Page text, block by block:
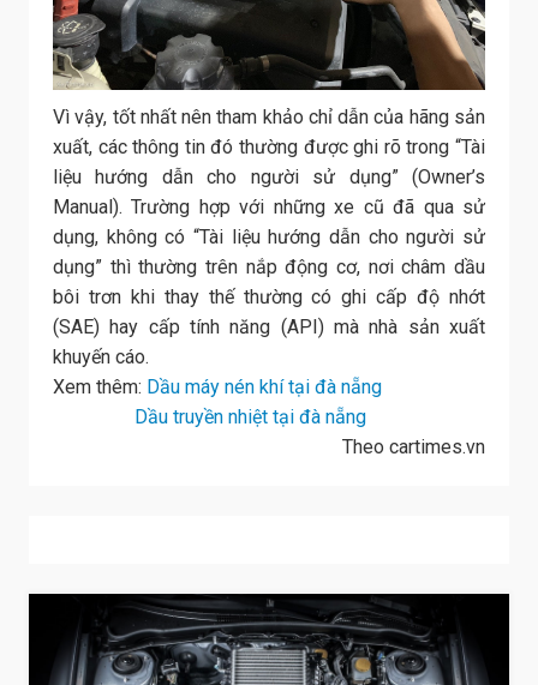
Vì vậy, tốt nhất nên tham khảo chỉ dẫn của hãng sản
xuất, các thông tin đó thường được ghi rõ trong “Tài
liệu hướng dẫn cho người sử dụng” (Owner’s
Manual). Trường hợp với những xe cũ đã qua sử
dụng, không có “Tài liệu hướng dẫn cho người sử
dụng” thì thường trên nắp động cơ, nơi châm dầu
bôi trơn khi thay thế thường có ghi cấp độ nhớt
(SAE) hay cấp tính năng (API) mà nhà sản xuất
khuyến cáo.
Xem thêm: Dầu máy nén khí tại đà nẵng
Dầu truyền nhiệt tại đà nẵng
Theo cartimes.vn